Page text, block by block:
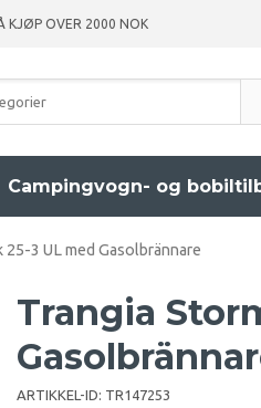
KJØP OVER 2000 NOK
Campingvogn- og
25-3 UL med Gasolbrännare
Trangia
ARTIKKEL-ID: TR147253